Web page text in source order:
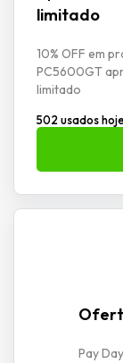
limitado
10% OFF em
PC5600GT
limitado
502 usados
Pay